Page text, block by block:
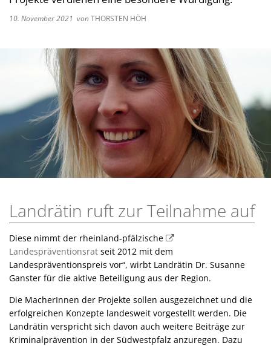
10. November 2021 vonTHORSTEN HÖH
Landrätin ruft zur Teilnahme auf
Diese nimmt der rheinland-pfälzische
Landespräventionsrat seit 2012 mit dem
Landespräventionspreis vor“, wirbt Landrätin Dr. Susanne
Ganster für die aktive Beteiligung aus der Region.
Die MacherInnen der Projekte sollen ausgezeichnet und die
erfolgreichen Konzepte landesweit vorgestellt werden. Die
Landrätin verspricht sich davon auch weitere Beiträge zur
Kriminalprävention in der Südwestpfalz anzuregen. Dazu